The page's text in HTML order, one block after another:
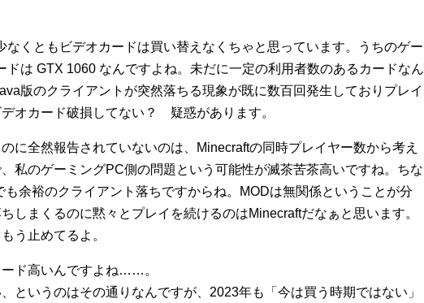
なくともビデオカードは買い替えなくちゃと思っています。うちのゲー
ドは GTX 1060 なんですよね。未だに一定の利用者数のあるカードなん
版のクライアントが突然落ちる現象が既に数百回発生しておりプレイ
オカード破損してない？ 疑惑があります。
に全然報告されていないのは、Minecraftの同時プレイヤー数から考え
私のゲーミングPC側の問題という可能性が滅茶苦茶高いですね。ちな
も余裕のクライアント落ちですからね。MODは無関係ということが分
しまくるのに黙々とプレイを続けるのはMinecraftだなぁと思います。
う止めてるよ。
ド高いんですよね……。
というのはその通りなんですが、2023年も「今は買う時期ではない」